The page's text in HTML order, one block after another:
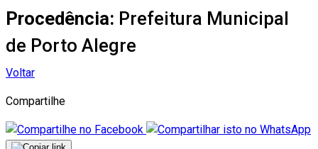
Procedência: Prefeitura Municipal
de Porto Alegre
Voltar
Compartilhe